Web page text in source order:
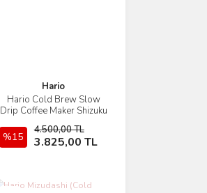
Hario
Hario Cold Brew Slow
Drip Coffee Maker Shizuku
%15
4.500,00 TL
3.825,00 TL
İncele
Sepete Ekle